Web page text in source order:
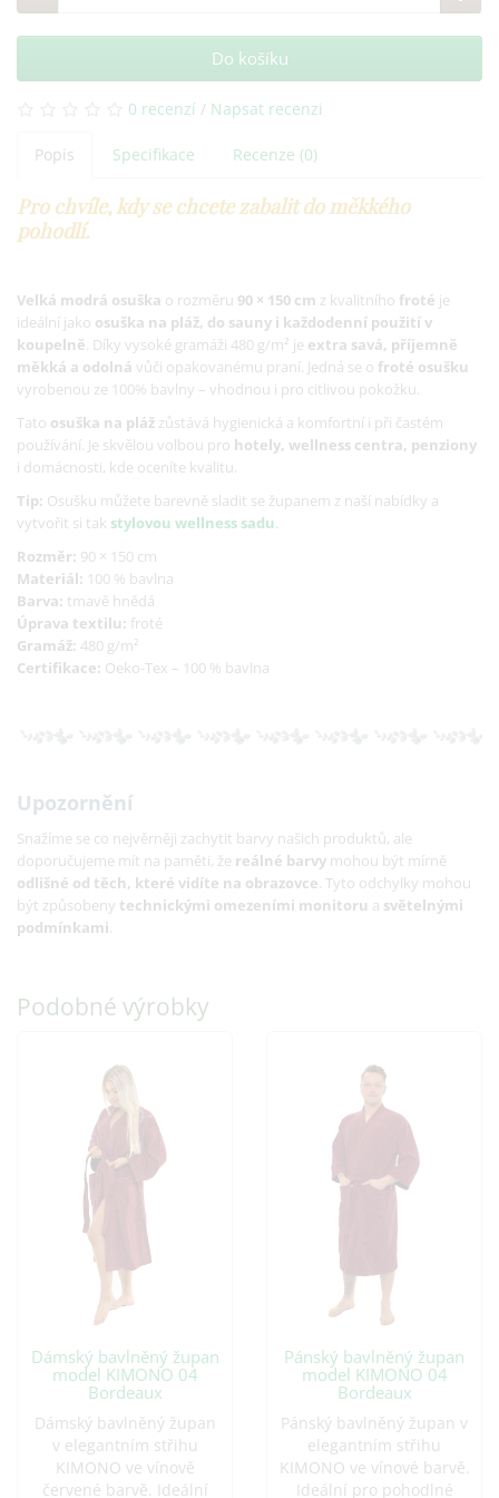
Do košíku
0 recenzí / Napsat recenzi
Popis Specifikace Recenze (0)
Pro chvíle, kdy se chcete zabalit do měkkého
pohodlí.
Velká modrá osuška o rozměru 90 × 150 cm z kvalitního froté je
ideální jako osuška na pláž, do sauny i každodenní použití v
koupelně. Díky vysoké gramáži 480 g/m² je extra savá, příjemně
měkká a odolná vůči opakovanému praní. Jedná se o froté osušku
vyrobenou ze 100% bavlny – vhodnou i pro citlivou pokožku.
Tato osuška na pláž zůstává hygienická a komfortní i při častém
používání. Je skvělou volbou pro hotely, wellness centra, penziony
i domácnosti, kde oceníte kvalitu.
Tip: Osušku můžete barevně sladit se županem z naší nabídky a
vytvořit si tak stylovou wellness sadu.
Rozměr: 90 × 150 cm
Materiál: 100 % bavlna
Barva: tmavě hnědá
Úprava textilu: froté
Gramáž: 480 g/m²
Certifikace: Oeko-Tex – 100 % bavlna
Upozornění
Snažíme se co nejvěrněji zachytit barvy našich produktů, ale
doporučujeme mít na paměti, že reálné barvy mohou být mírně
odlišné od těch, které vidíte na obrazovce. Tyto odchylky mohou
být způsobeny technickými omezeními monitoru a světelnými
podmínkami.
Podobné výrobky
Dámský bavlněný župan
model KIMONO 04
Bordeaux
Dámský bavlněný župan
v elegantním střihu
KIMONO ve vínově
červené barvě. Ideální
Pánský bavlněný župan
model KIMONO 04
Bordeaux
Pánský bavlněný župan v
elegantním střihu
KIMONO ve vínové barvě.
Ideální pro pohodlné